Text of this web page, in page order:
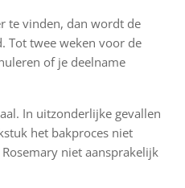
te vinden, dan wordt de
Tot twee weken voor de
of je deelname
In uitzonderlijke gevallen
het bakproces niet
niet aansprakelijk